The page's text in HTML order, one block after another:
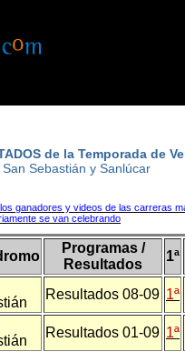
de la Temporada de
Sebastián y Sanlúcar
ganadores y videos de las carreras
se van celebrando
Programas /
Resultados
1ª
Resultados 08-09 1ª
Resultados 01-09 1ª